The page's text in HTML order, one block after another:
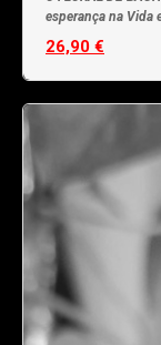
esperança na Vida
26,90 €